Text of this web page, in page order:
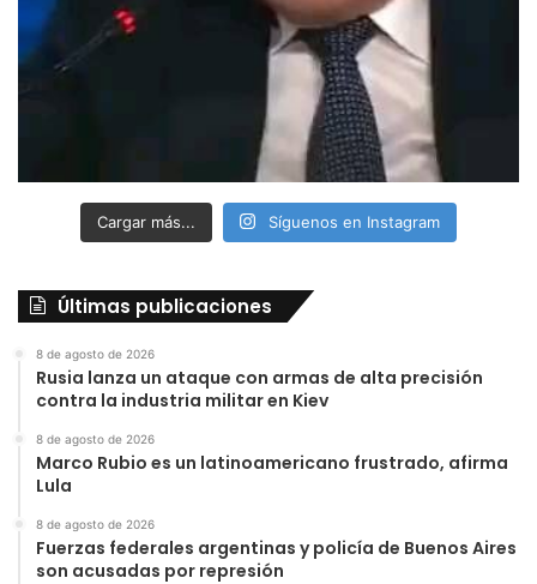
Cargar más... Síguenos en Instagram
Últimas publicaciones
8 de agosto de 2026
Rusia lanza un ataque con armas de alta precisión
contra la industria militar en Kiev
8 de agosto de 2026
Marco Rubio es un latinoamericano frustrado, afirma
Lula
8 de agosto de 2026
Fuerzas federales argentinas y policía de Buenos Aires
son acusadas por represión